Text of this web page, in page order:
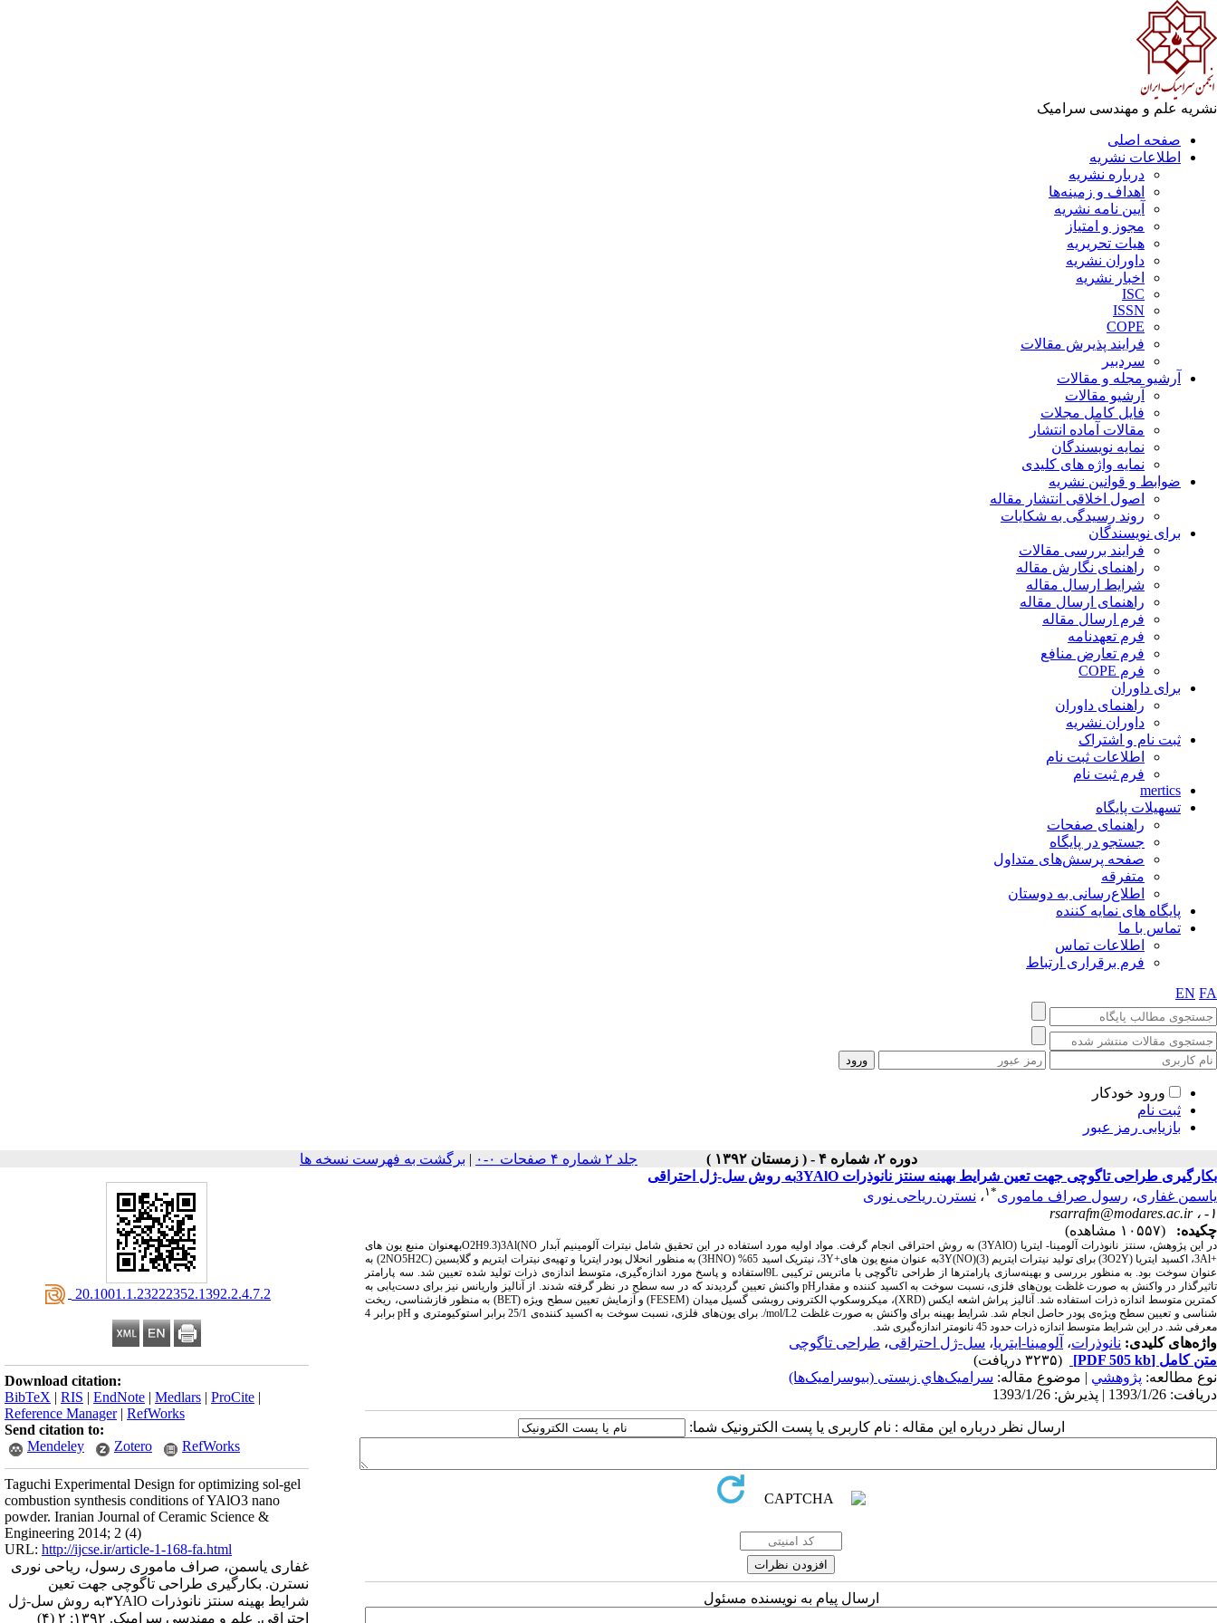
نشریه علم و مهندسی سرامیک
صفحه اصلی
اطلاعات نشریه
درباره نشریه
اهداف و زمینه‌ها
آیین نامه نشریه
مجوز و امتیاز
هیات تحریریه
داوران نشریه
اخبار نشریه
ISC
ISSN
COPE
فرایند پذیرش مقالات
سردبیر
آرشیو مجله و مقالات
آرشیو مقالات
فایل کامل مجلات
مقالات آماده انتشار
نمایه نویسندگان
نمایه واژه های کلیدی
ضوابط و قوانین نشریه
اصول اخلاقی انتشار مقاله
روند رسیدگی به شکایات
برای نویسندگان
فرایند بررسی مقالات
راهنمای نگارش مقاله
شرایط ارسال مقاله
راهنمای ارسال مقاله
فرم ارسال مقاله
فرم تعهدنامه
فرم تعارض منافع
فرم COPE
برای داوران
راهنمای داوران
داوران نشریه
ثبت نام و اشتراک
اطلاعات ثبت نام
فرم ثبت نام
mertics
تسهیلات پایگاه
راهنمای صفحات
جستجو در پایگاه
صفحه پرسش‌های متداول
متفرقه
اطلاع‌رسانی به دوستان
پایگاه های نمایه کننده
تماس با ما
اطلاعات تماس
فرم برقراری ارتباط
EN FA
ورود خودکار
ثبت نام
بازیابی رمز عبور
دوره ۲، شماره ۴ - ( زمستان ۱۳۹۲ ) جلد ۲ شماره ۴ صفحات ۰-۰ | برگشت به فهرست نسخه ها
‎ 20.1001.1.23222352.1392.2.4.7.2
Download citation:
BibTeX | RIS | EndNote | Medlars | ProCite |
Reference Manager| RefWorks
Send citation to:
Mendeley
Zotero RefWorks
Taguchi Experimental Design for optimizing sol-gel
combustion synthesis conditions of YAlO3 nano
powder. Iranian Journal of Ceramic Science &
Engineering 2014; 2 (4)
URL: http://ijcse.ir/article-1-168-fa.html
غفاری یاسمن، صراف ماموری رسول، ریاحی نوری
نسترن. بکارگیری طراحی تاگوچی جهت تعین
شرایط بهینه سنتز نانوذرات ۳YAlOبه روش سل-ژل
احتراقی. علم و مهندسی سرامیک. ۱۳۹۲; ۲ (۴)
بکارگیری طراحی تاگوچی جهت تعین شرایط بهینه سنتز نانوذرات 3YAlOبه روش سل-ژل احتراقی
یاسمن غفاری، رسول صراف ماموری*۱ ، نسترن ریاحی نوری
۱- ،
rsarrafm@modares.ac.ir
چکیده:
(۱۰۵۵۷ مشاهده)
در این پژوهش، سنتز نانوذرات آلومینا- ایتریا (3YAlO) به روش احتراقی انجام گرفت. مواد اولیه مورد استفاده در این تحقیق شامل نیترات آلومینیم آبدار O2H9.3)3Al(NOبهعنوان منبع یون های
+3Al، اکسید ایتریا (3O2Y) برای تولید نیترات ایتریم (3)3Y(NO)به عنوان منبع یون های+3Y، نیتریک اسید 65% (3HNO) به منظور انحلال پودر ایتریا و تهیه‌ی نیترات ایتریم و گلایسین (2NO5H2C) به
عنوان سوخت بود. به منظور بررسی و بهینه‌سازی پارامترها از طراحی تاگوچی با ماتریس ترکیبی 9Lاستفاده و پاسخ مورد اندازه‌گیری، متوسط اندازه‌ی ذرات تولید شده تعیین شد. سه پارامتر
تاثیرگذار در واکنش به صورت غلظت یون‌های فلزی، نسبت سوخت به اکسید کننده و مقدارpH واکنش تعیین گردیدند که در سه سطح در نظر گرفته شدند. از آنالیز واریانس نیز برای دست‌یابی به
کمترین متوسط اندازه ذرات استفاده شد. آنالیز پراش اشعه ایکس (XRD)، میکروسکوپ الکترونی روبشی گسیل میدان (FESEM) و آزمایش تعیین سطح ویژه (BET) به منظور فازشناسی، ریخت
شناسی و تعیین سطح ویژه‌ی پودر حاصل انجام شد. شرایط بهینه برای واکنش به صورت غلظت mol/L2/. برای یون‌های فلزی، نسبت سوخت به اکسید کننده‌ی 25/1 برابر استوکیومتری و pH برابر 4
معرفی شد. در این شرایط متوسط اندازه ذرات حدود 45 نانومتر اندازه‌گیری شد.
واژه‌های کلیدی: نانوذرات، آلومینا-ایتریا، سل-ژل احتراقی، طراحی تاگوچی
متن کامل [PDF 505 kb]
(۳۲۳۵ دریافت)
نوع مطالعه: پژوهشي | موضوع مقاله: سراميک‌هاي زیستی (بیوسرامیک‌ها)
دریافت: 1393/1/26 | پذیرش: 1393/1/26
ارسال نظر درباره این مقاله : نام کاربری یا پست الکترونیک شما:
ارسال پیام به نویسنده مسئول